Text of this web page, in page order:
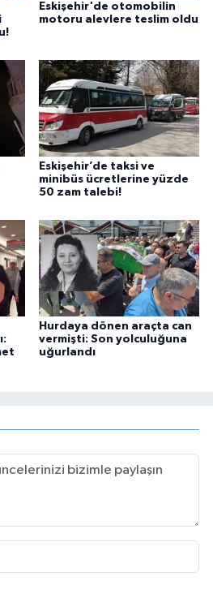
Eskişehir'de otomobilin
motoru alevlere teslim oldu
Eskişehir’de taksi ve
minibüs ücretlerine yüzde
50 zam talebi!
Hurdaya dönen araçta can
vermişti: Son yolculuğuna
uğurlandı